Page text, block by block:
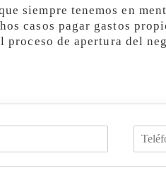
siempre tenemos en
casos pagar gastos
proceso de apertura del